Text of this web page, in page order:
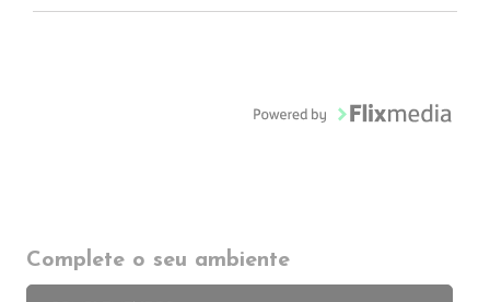
Complete o seu ambiente